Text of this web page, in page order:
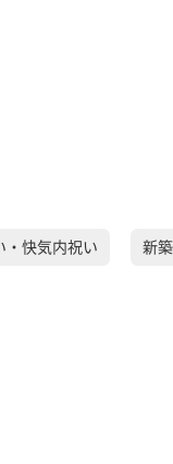
・快気内祝い 新